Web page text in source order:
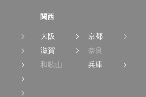
関西
大阪
京都
滋賀
奈良
和歌山
兵庫